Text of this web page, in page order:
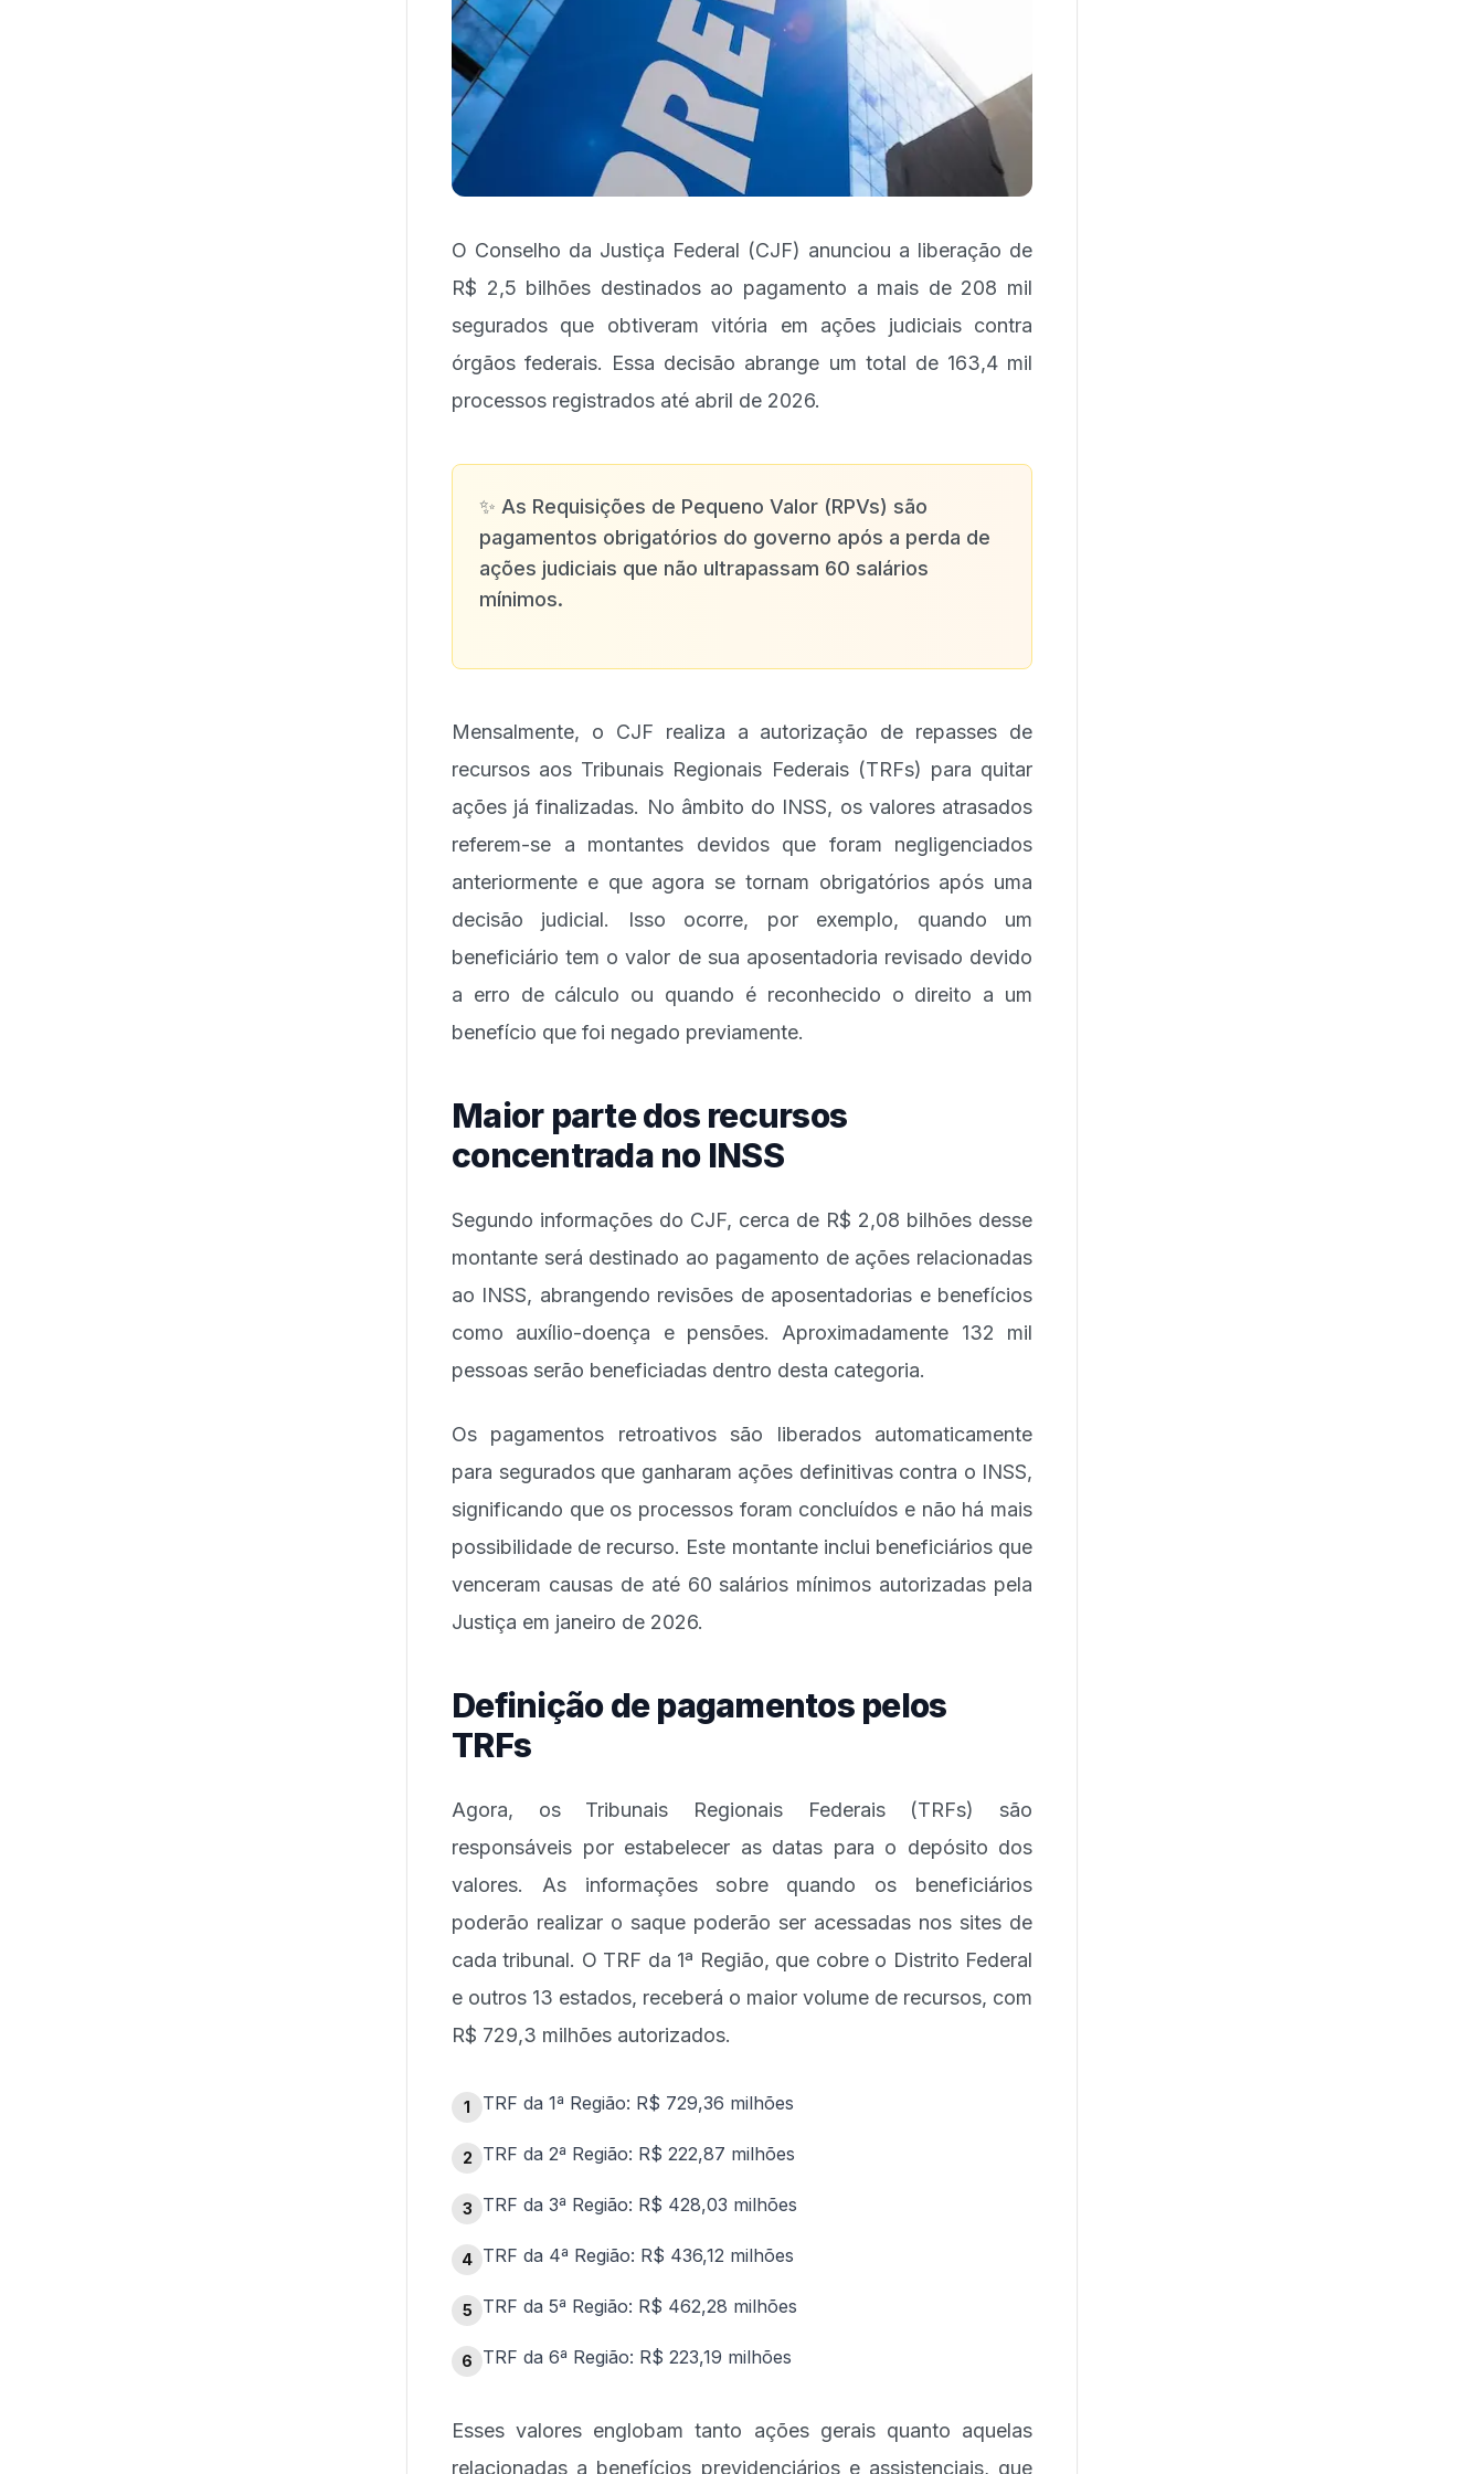
O Conselho da Justiça Federal (CJF) anunciou a liberação de
R$ 2,5 bilhões destinados ao pagamento a mais de 208 mil
segurados que obtiveram vitória em ações judiciais contra
órgãos federais. Essa decisão abrange um total de 163,4 mil
processos registrados até abril de 2026.
✨ As Requisições de Pequeno Valor (RPVs) são
pagamentos obrigatórios do governo após a perda de
ações judiciais que não ultrapassam 60 salários
mínimos.
Mensalmente, o CJF realiza a autorização de repasses de
recursos aos Tribunais Regionais Federais (TRFs) para quitar
ações já finalizadas. No âmbito do INSS, os valores atrasados
referem-se a montantes devidos que foram negligenciados
anteriormente e que agora se tornam obrigatórios após uma
decisão judicial. Isso ocorre, por exemplo, quando um
beneficiário tem o valor de sua aposentadoria revisado devido
a erro de cálculo ou quando é reconhecido o direito a um
benefício que foi negado previamente.
Maior parte dos recursos
concentrada no INSS
Segundo informações do CJF, cerca de R$ 2,08 bilhões desse
montante será destinado ao pagamento de ações relacionadas
ao INSS, abrangendo revisões de aposentadorias e benefícios
como auxílio-doença e pensões. Aproximadamente 132 mil
pessoas serão beneficiadas dentro desta categoria.
Os pagamentos retroativos são liberados automaticamente
para segurados que ganharam ações definitivas contra o INSS,
significando que os processos foram concluídos e não há mais
possibilidade de recurso. Este montante inclui beneficiários que
venceram causas de até 60 salários mínimos autorizadas pela
Justiça em janeiro de 2026.
Definição de pagamentos pelos
TRFs
Agora, os Tribunais Regionais Federais (TRFs) são
responsáveis por estabelecer as datas para o depósito dos
valores. As informações sobre quando os beneficiários
poderão realizar o saque poderão ser acessadas nos sites de
cada tribunal. O TRF da 1ª Região, que cobre o Distrito Federal
e outros 13 estados, receberá o maior volume de recursos, com
R$ 729,3 milhões autorizados.
1 TRF da 1ª Região: R$ 729,36 milhões
2 TRF da 2ª Região: R$ 222,87 milhões
3 TRF da 3ª Região: R$ 428,03 milhões
4 TRF da 4ª Região: R$ 436,12 milhões
5 TRF da 5ª Região: R$ 462,28 milhões
6 TRF da 6ª Região: R$ 223,19 milhões
Esses valores englobam tanto ações gerais quanto aquelas
relacionadas a benefícios previdenciários e assistenciais, que